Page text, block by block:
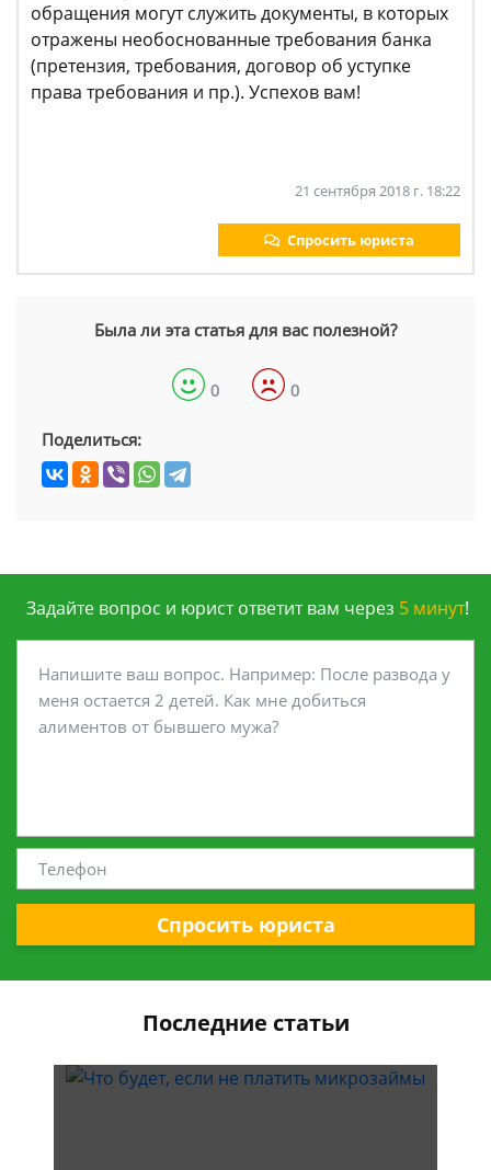
обращения могут служить документы, в которых
отражены необоснованные требования банка
(претензия, требования, договор об уступке
права требования и пр.). Успехов вам!
21 сентября 2018 г. 18:22
Спросить юриста
Была ли эта статья для вас полезной?
0 0
Поделиться:
Задайте вопрос и юрист ответит вам через 5 минут!
Спросить юриста
Последние статьи